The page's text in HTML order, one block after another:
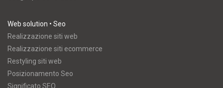
Web solution • Seo
Realizzazione siti web
Realizzazione siti ecommerce
Restyling siti web
Posizionamento Seo
Significato SEO